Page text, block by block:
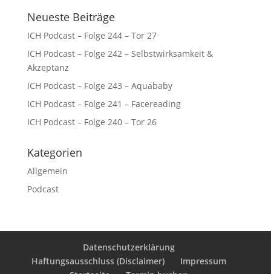
Neueste Beiträge
ICH Podcast – Folge 244 – Tor 27
ICH Podcast – Folge 242 – Selbstwirksamkeit &
Akzeptanz
ICH Podcast – Folge 243 – Aquababy
ICH Podcast – Folge 241 – Facereading
ICH Podcast – Folge 240 – Tor 26
Kategorien
Allgemein
Podcast
Datenschutzerklärung
Haftungsausschluss (Disclaimer)
Impressum